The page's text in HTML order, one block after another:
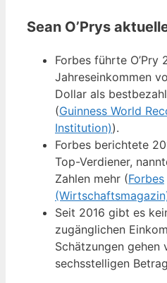
Sean O’Prys
Forbes führte O’Pry
Jahreseinkommen
Dollar als
(Guinness World
Institution)).
Forbes berichtete
Top-Verdiener,
Zahlen mehr (Forbes
Seit 2016 gibt es
zugänglichen
Schätzungen gehen
sechsstelligen